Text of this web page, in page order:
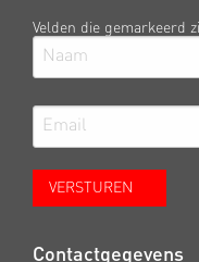
Velden die gemarkeerd
Contactgegevens